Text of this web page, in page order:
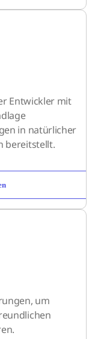
Entwickler mit
in natürlicher
bereitstellt.
um